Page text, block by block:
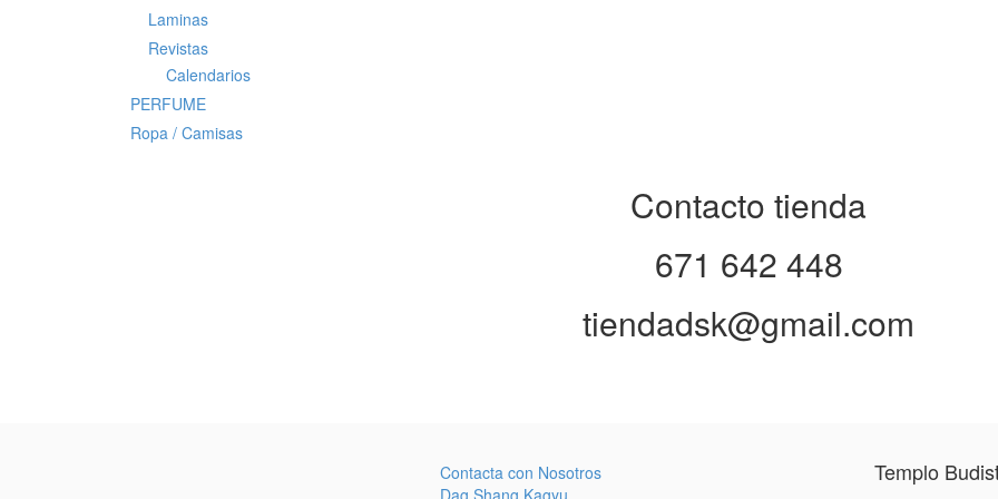
Laminas
Revistas
Calendarios
PERFUME
Ropa / Camisas
Contacto tienda
671 642 448
tiendadsk@gmail.com
Contacta con Nosotros
Dag Shang Kagyu
Templo